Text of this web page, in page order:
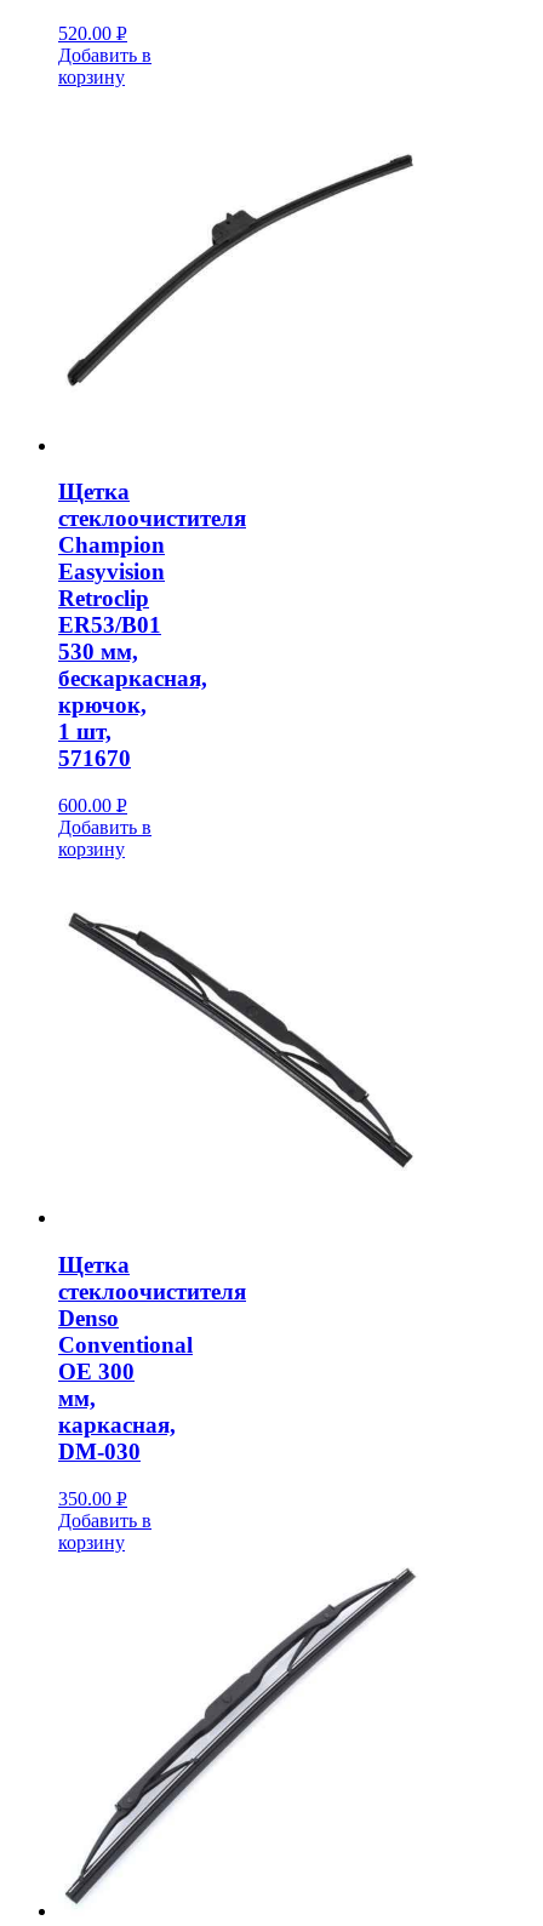
520.00 Р
УБ.
Добавить в
корзину
Щетка
стеклоочистителя
Champion
Easyvision
Retroclip
ER53/B01
530 мм,
бескаркасная,
крючок,
1 шт,
571670
600.00 Р
УБ.
Добавить в
корзину
Щетка
стеклоочистителя
Denso
Conventional
OE 300
мм,
каркасная,
DM-030
350.00 Р
УБ.
Добавить в
корзину